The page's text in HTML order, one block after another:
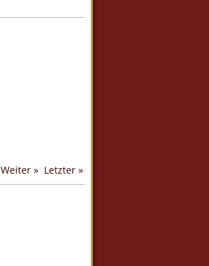
Weiter » Letzter »